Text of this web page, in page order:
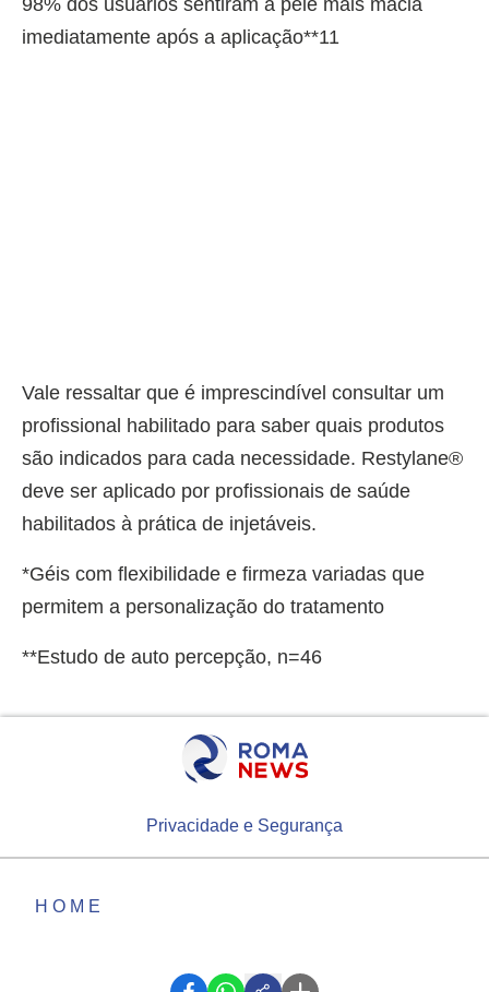
imediatamente após a aplicação**11
Vale ressaltar que é imprescindível consultar um
profissional habilitado para saber quais produtos
são indicados para cada necessidade. Restylane®
deve ser aplicado por profissionais de saúde
habilitados à prática de injetáveis.
*Géis com flexibilidade e firmeza variadas que
permitem a personalização do tratamento
**Estudo de auto percepção, n=46
Privacidade e Segurança
HOME